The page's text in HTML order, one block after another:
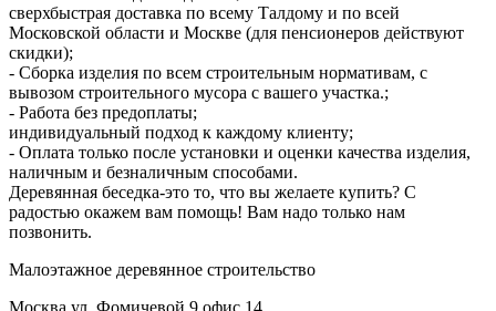
сверхбыстрая доставка по всему Талдому и по всей
Московской области и Москве (для пенсионеров действуют
скидки);
- Сборка изделия по всем строительным нормативам, с
вывозом строительного мусора с вашего участка.;
- Работа без предоплаты;
индивидуальный подход к каждому клиенту;
- Оплата только после установки и оценки качества изделия,
наличным и безналичным способами.
Деревянная беседка-это то, что вы желаете купить? С
радостью окажем вам помощь! Вам надо только нам
позвонить.
Малоэтажное деревянное строительство
Москва ул. Фомичевой 9 офис 14